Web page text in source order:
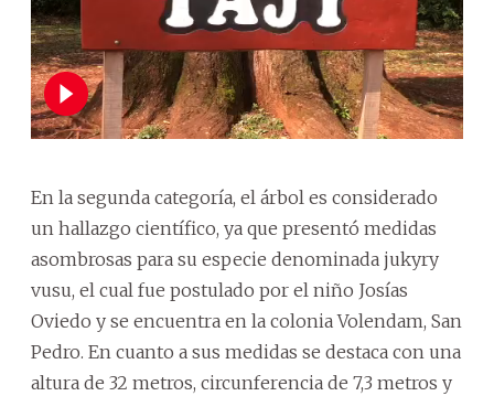
En la segunda categoría, el árbol es considerado
un hallazgo científico, ya que presentó medidas
asombrosas para su especie denominada jukyry
vusu, el cual fue postulado por el niño Josías
Oviedo y se encuentra en la colonia Volendam, San
Pedro. En cuanto a sus medidas se destaca con una
altura de 32 metros, circunferencia de 7,3 metros y